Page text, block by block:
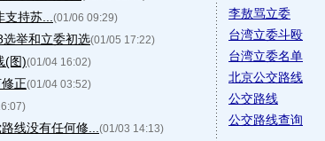
持苏... (01/06 09:29)
举和立委初选(01/05 17:22)
(图)(01/04 16:02)
正(01/04 03:52)
线没有任何修... (01/03 14:13)
李敖骂立委
台湾立委斗殴
台湾立委名单
北京公交路线
公交路线
公交路线查询